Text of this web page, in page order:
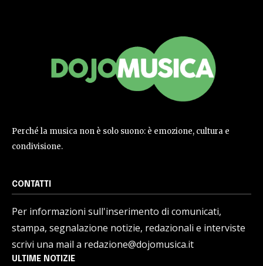
Perché la musica non è solo suono: è emozione, cultura e
condivisione.
CONTATTI
Per informazioni sull'inserimento di comunicati,
stampa, segnalazione notizie, redazionali e interviste
scrivi una mail a redazione@dojomusica.it
ULTIME NOTIZIE